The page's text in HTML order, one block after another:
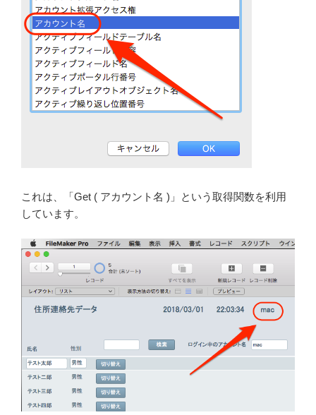
これは、「Get ( アカウント名 )」という取得関数を利用
しています。